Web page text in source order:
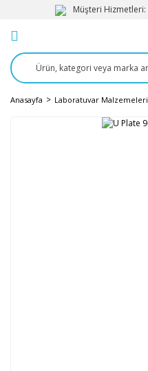
Müşteri Hizmetleri:
Anasayfa Laboratuvar Malzemeleri